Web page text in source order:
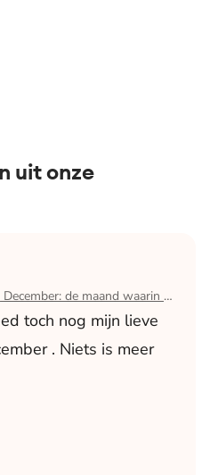
uit onze
Blog Bianca | December: de maand waarin ik mijn man verloor
toch nog mijn lieve
. Niets is meer
| December: de maand